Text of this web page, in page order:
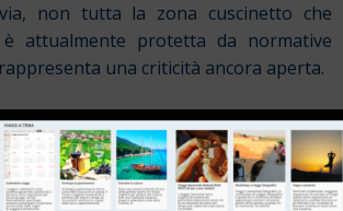
non tutta la zona cuscinetto che
attualmente protetta da normative
una criticità ancora aperta.